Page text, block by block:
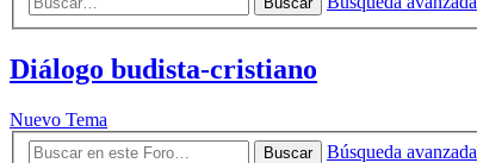
Diálogo budista-cristiano
Nuevo Tema
Buscar
Búsqueda avanzada